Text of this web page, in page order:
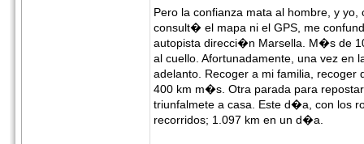
Pero la confianza mata al hombre, y
consult� el mapa ni el GPS, me
autopista direcci�n Marsella. M�s de
al cuello. Afortunadamente, una vez en
adelanto. Recoger a mi familia,
400 km m�s. Otra parada para
triunfalmete a casa. Este d�a, con los
recorridos; 1.097 km en un d�a.